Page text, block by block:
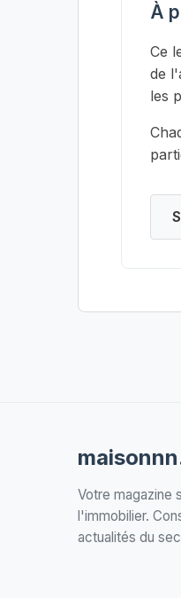
À
Ce
de
les
Votre magazine
l'immobilier.
actualités du